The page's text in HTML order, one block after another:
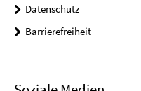
Datenschutz
Barrierefreiheit